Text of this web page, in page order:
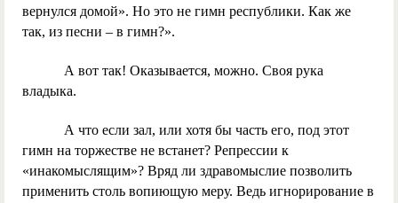
вернулся домой». Но это не гимн республики. Как же
так, из песни – в гимн?».
А вот так! Оказывается, можно. Своя рука
владыка.
А что если зал, или хотя бы часть его, под этот
гимн на торжестве не встанет? Репрессии к
«инакомыслящим»? Вряд ли здравомыслие позволить
применить столь вопиющую меру. Ведь игнорирование в